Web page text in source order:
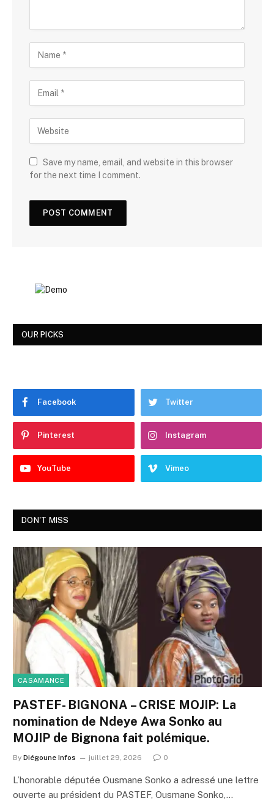
Save my name, email, and website in this browser
for the next time I comment.
OUR PICKS
Facebook Twitter
Pinterest Instagram
YouTube Vimeo
DON'T MISS
CASAMANCE
PASTEF- BIGNONA – CRISE MOJIP: La
nomination de Ndeye Awa Sonko au
MOJIP de Bignona fait polémique.
By Diégoune Infos juillet 29, 2026 0
L’honorable députée Ousmane Sonko a adressé une lettre
ouverte au président du PASTEF, Ousmane Sonko,…